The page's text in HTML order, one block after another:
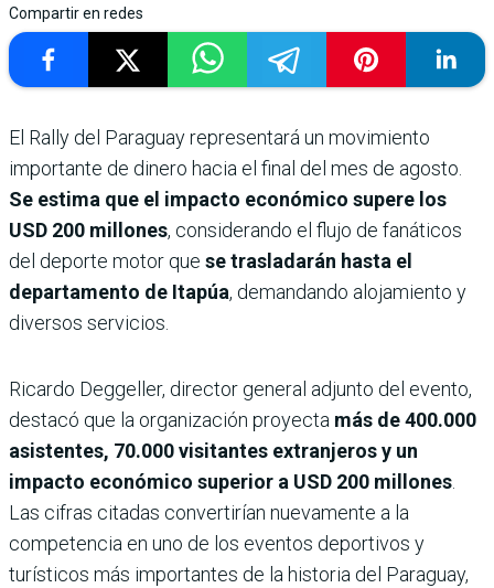
Compartir en redes
El Rally del Paraguay representará un movimiento
importante de dinero hacia el final del mes de agosto.
Se estima que el impacto económico supere los
USD 200 millones, considerando el flujo de fanáticos
del deporte motor que se trasladarán hasta el
departamento de Itapúa, demandando alojamiento y
diversos servicios.
Ricardo Deggeller, director general adjunto del evento,
destacó que la organización proyecta más de 400.000
asistentes, 70.000 visitantes extranjeros y un
impacto económico superior a USD 200 millones.
Las cifras citadas convertirían nuevamente a la
competencia en uno de los eventos deportivos y
turísticos más importantes de la historia del Paraguay,